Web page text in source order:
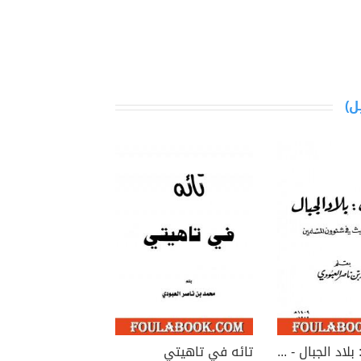
في نيبال : بلاد الجبال - رحلة وحديث في شئوون المسلمين تائه في تاهيتي